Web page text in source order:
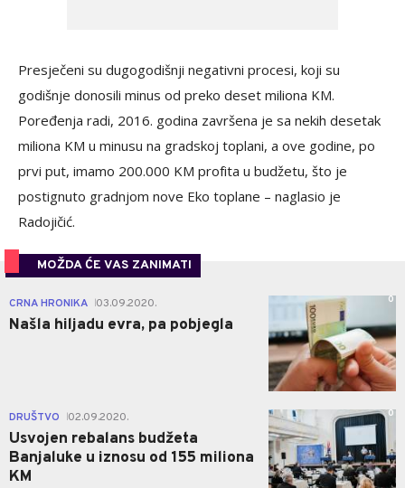
Presječeni su dugogodišnji negativni procesi, koji su
godišnje donosili minus od preko deset miliona KM.
Poređenja radi, 2016. godina završena je sa nekih desetak
miliona KM u minusu na gradskoj toplani, a ove godine, po
prvi put, imamo 200.000 KM profita u budžetu, što je
postignuto gradnjom nove Eko toplane – naglasio je
Radojičić.
MOŽDA ĆE VAS ZANIMATI
CRNA HRONIKA 03.09.2020.
Našla hiljadu evra, pa pobjegla
0
DRUŠTVO 02.09.2020.
Usvojen rebalans budžeta
Banjaluke u iznosu od 155 miliona
KM
0